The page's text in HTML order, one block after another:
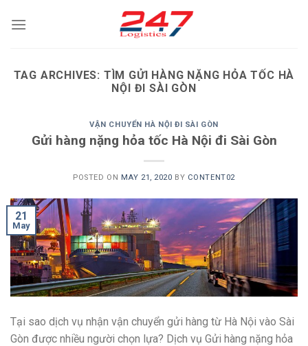
TAG ARCHIVES: TÌM GỬI HÀNG NẶNG HỎA TỐC HÀ
NỘI ĐI SÀI GÒN
VẬN CHUYỂN HÀ NỘI ĐI SÀI GÒN
Gửi hàng nặng hỏa tốc Hà Nội đi Sài Gòn
POSTED ON MAY 21, 2020 BY CONTENT02
21
May
Tại sao dịch vụ nhận vận chuyển gửi hàng từ Hà Nội vào Sài
Gòn được nhiều người chọn lựa? Dịch vụ Gửi hàng nặng hỏa